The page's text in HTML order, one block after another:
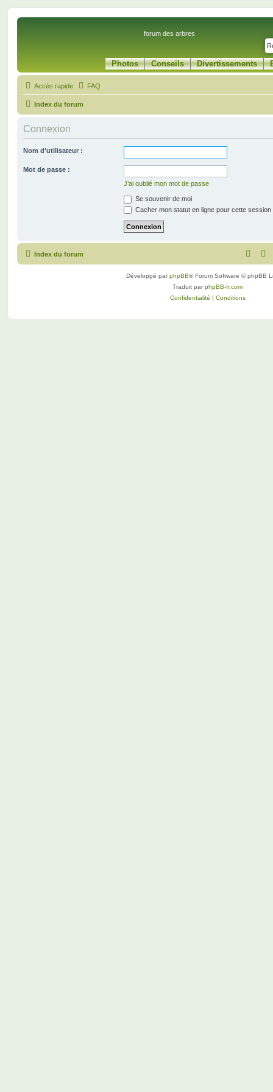
forum des arbres
Photos Conseils Divertissements
Accès rapide FAQ
Index du forum
Connexion
Nom d’utilisateur :
Mot de passe :
J’ai oublié mon mot de passe
Se souvenir de moi
Cacher mon statut en ligne pour cette session
Index du forum
Développé parphpBB® Forum Software © phpBB
Traduit parphpBB-fr.com
Confidentialité | Conditions